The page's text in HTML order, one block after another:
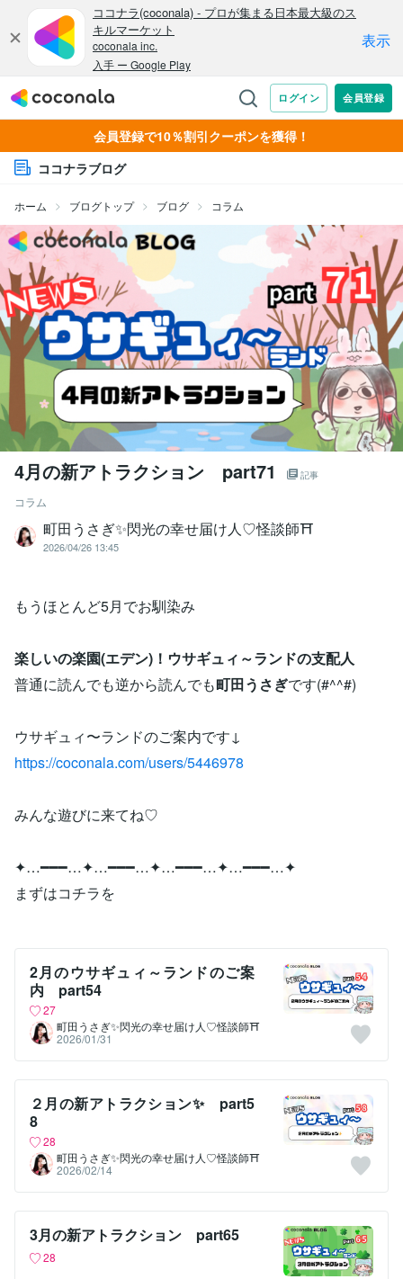
会員登録で10％割引クーポンを獲得！
ココナラブログ
ホーム ブログトップ ブログ コラム
4月の新アトラクション part71 記事
コラム
町田うさぎ✨閃光の幸せ届け人♡怪談師⛩️
2026/04/26 13:45
もうほとんど5月でお馴染み
楽しいの楽園(エデン)！ウサギュィ～ランドの支配人
普通に読んでも逆から読んでも町田うさぎです(#^^#)
ウサギュィ〜ランドのご案内です↓
https://coconala.com/users/5446978
みんな遊びに来てね♡
✦…━━━…✦…━━━…✦…━━━…✦…━━━…✦
まずはコチラを
2月のウサギュィ～ランドのご案
内 part54
27
町田うさぎ✨閃光の幸せ届け人♡怪談師⛩️
2026/01/31
２月の新アトラクション✨ part5
8
28
町田うさぎ✨閃光の幸せ届け人♡怪談師⛩️
2026/02/14
3月の新アトラクション part65
28